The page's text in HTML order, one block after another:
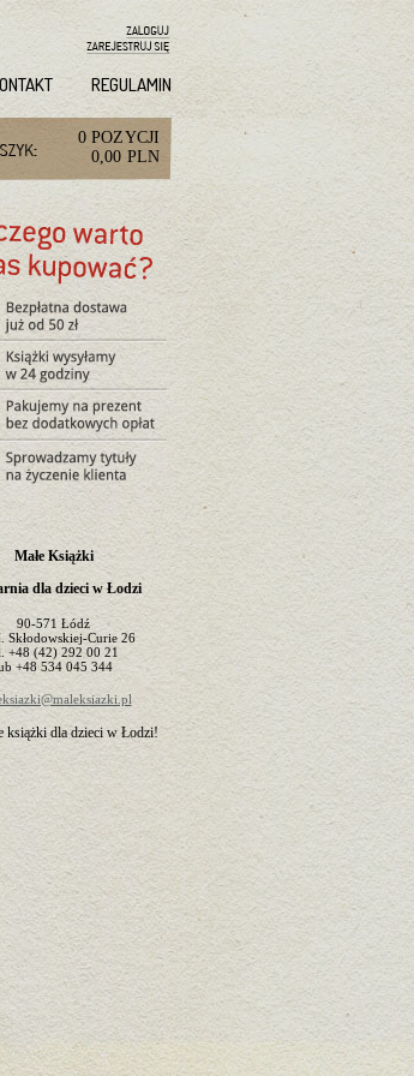
REGULAMIN
0 POZYCJI
0,00 PLN
Małe Książki
dla dzieci w Łodzi
90-571 Łódź
Skłodowskiej-Curie 26
+48 (42) 292 00 21
+48 534 045 344
książki dla dzieci w Łodzi!